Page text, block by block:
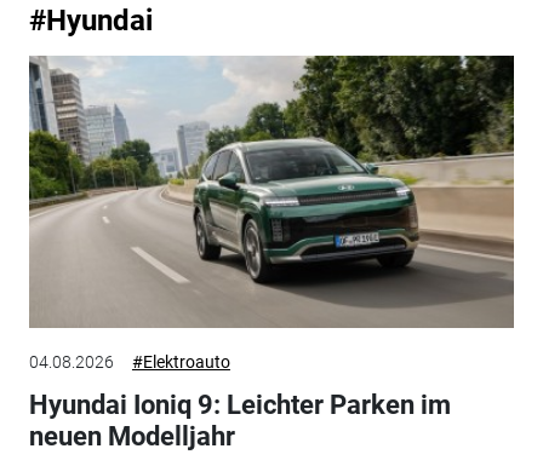
#Hyundai
04.08.2026 #Elektroauto
Hyundai Ioniq 9: Leichter Parken im
neuen Modelljahr